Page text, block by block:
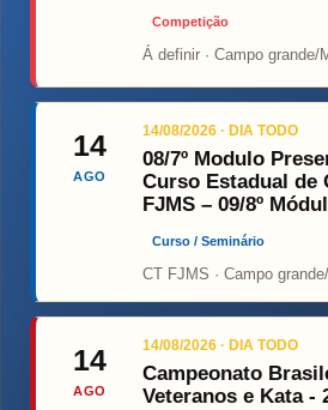
Competição
Á definir · Campo grande/
14
AGO
14/08/2026 · DIA TODO
08/7º Modulo
Curso Estadual de
FJMS – 09/8º
Curso / Seminário
CT FJMS · Campo
14
AGO
14/08/2026 · DIA TODO
Campeonato
Veteranos e Kata -